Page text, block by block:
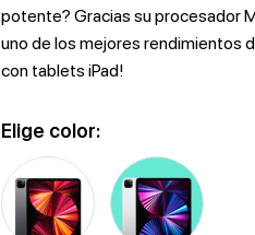
potente? Gracias su procesador
uno de los mejores rendimientos
con tablets iPad!
Elige color: